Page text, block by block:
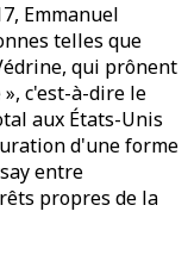
Emmanuel
telles que
qui prônent
c'est-à-dire le
aux États-Unis
d'une forme
entre
propres de la